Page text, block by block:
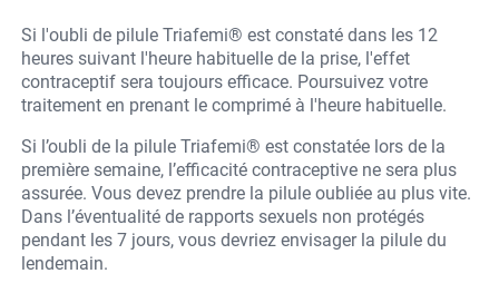
Si l'oubli de pilule Triafemi® est constaté dans les 12
heures suivant l'heure habituelle de la prise, l'effet
contraceptif sera toujours efficace. Poursuivez votre
traitement en prenant le comprimé à l'heure habituelle.
Si l’oubli de la pilule Triafemi® est constatée lors de la
première semaine, l’efficacité contraceptive ne sera plus
assurée. Vous devez prendre la pilule oubliée au plus vite.
Dans l’éventualité de rapports sexuels non protégés
pendant les 7 jours, vous devriez envisager la pilule du
lendemain.